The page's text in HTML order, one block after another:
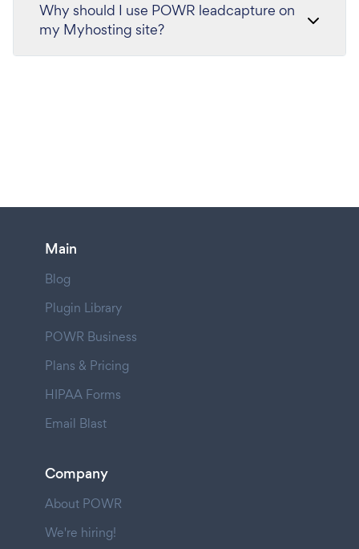
Why should I use POWR leadcapture on
my Myhosting site?
Main
Blog
Plugin Library
POWR Business
Plans & Pricing
HIPAA Forms
Email Blast
Company
About POWR
We're hiring!